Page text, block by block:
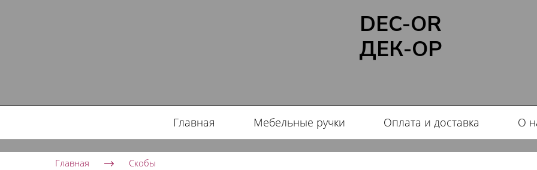
DEC-OR
ДЕК-ОР
Главная Мебельные ручки Оплата и доставка О
Главная Скобы